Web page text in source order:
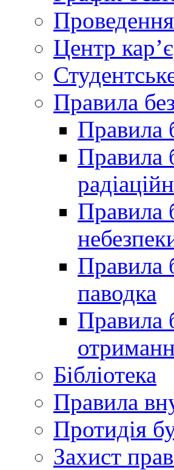
Проведення
Центр
Правила
Правила
Правила
Правила
Правила
паводка
Правила
Бібліотека
Правила
Протидія
Захист